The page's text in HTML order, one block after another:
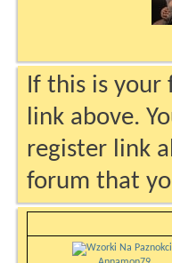
If this is your
link above.
register link
forum that